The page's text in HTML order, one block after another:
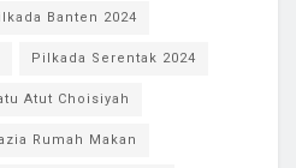
Banten 2024
Pilkada Serentak 2024
Atut Choisiyah
Rumah Makan